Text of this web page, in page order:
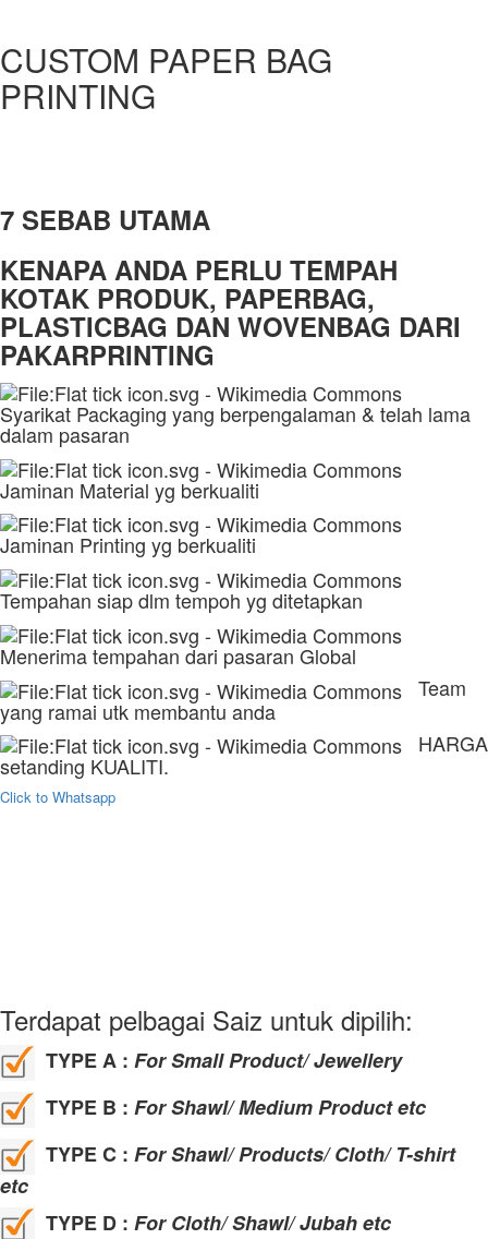
CUSTOM PAPER BAG
PRINTING
7 SEBAB UTAMA
KENAPA ANDA PERLU TEMPAH
KOTAK PRODUK, PAPERBAG,
PLASTICBAG DAN WOVENBAG DARI
PAKARPRINTING
Syarikat Packaging yang berpengalaman & telah lama
dalam pasaran
Jaminan Material yg berkualiti
Jaminan Printing yg berkualiti
Tempahan siap dlm tempoh yg ditetapkan
Menerima tempahan dari pasaran Global
Team
yang ramai utk membantu anda
HARGA
setanding KUALITI.
Click to Whatsapp
Terdapat pelbagai Saiz untuk dipilih:
TYPE A : For Small Product/ Jewellery
TYPE B : For Shawl/ Medium Product etc
TYPE C : For Shawl/ Products/ Cloth/ T-shirt
etc
TYPE D : For Cloth/ Shawl/ Jubah etc